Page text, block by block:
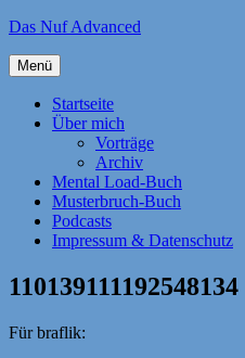
Zum
springen
Das Nuf Advanced
Menü
Startseite
Über mich
Vorträge
Archiv
Mental Load-Buch
Musterbruch-Buch
Podcasts
Impressum & Datenschutz
110139111192548134
Für braflik: